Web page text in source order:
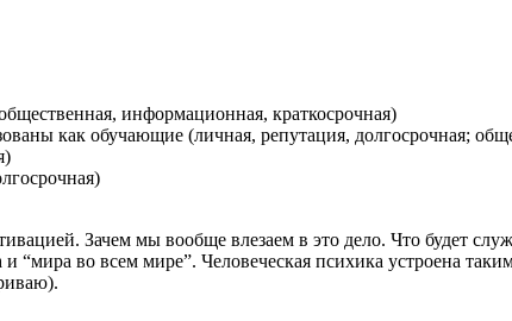
информационная, краткосрочная)
как обучающие (личная, репутация, долгосрочная;
Зачем мы вообще влезаем в это дело. Что будет
и “мира во всем мире”. Человеческая психика устроена